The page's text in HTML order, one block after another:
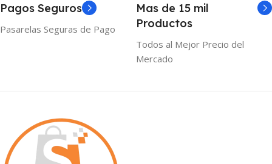
Pagos Seguros
Pasarelas Seguras de Pago
Mas de 15 mil
Productos
Todos al Mejor Precio del
Mercado